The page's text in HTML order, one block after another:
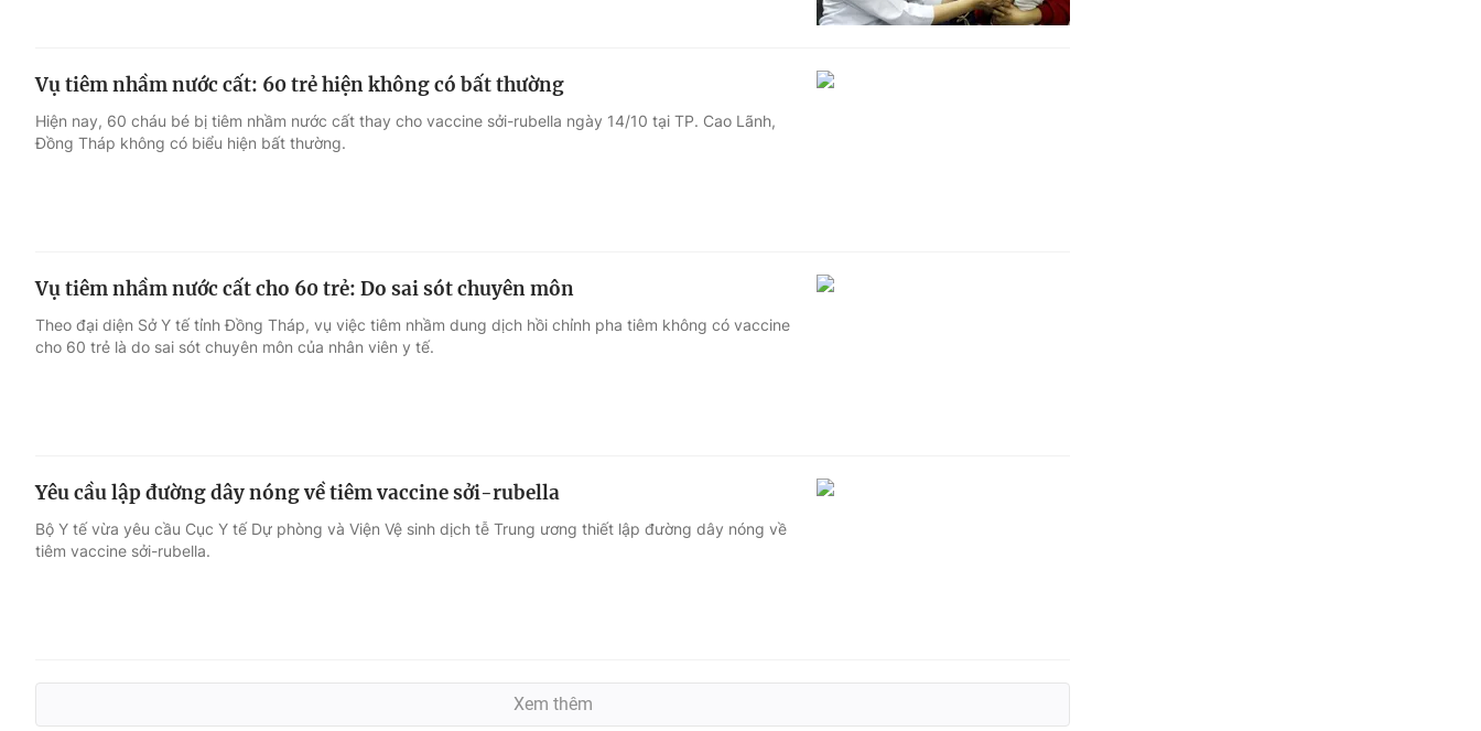
Vụ tiêm nhầm nước cất: 60 trẻ hiện không có bất thường
Hiện nay, 60 cháu bé bị tiêm nhầm nước cất thay cho vaccine sởi-rubella ngày 14/10 tại TP. Cao Lãnh,
Đồng Tháp không có biểu hiện bất thường.
Vụ tiêm nhầm nước cất cho 60 trẻ: Do sai sót chuyên môn
Theo đại diện Sở Y tế tỉnh Đồng Tháp, vụ việc tiêm nhầm dung dịch hồi chỉnh pha tiêm không có vaccine
cho 60 trẻ là do sai sót chuyên môn của nhân viên y tế.
Yêu cầu lập đường dây nóng về tiêm vaccine sởi-rubella
Bộ Y tế vừa yêu cầu Cục Y tế Dự phòng và Viện Vệ sinh dịch tễ Trung ương thiết lập đường dây nóng về
tiêm vaccine sởi-rubella.
Xem thêm